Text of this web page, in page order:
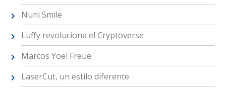
Nuni Smile
Luffy revoluciona el Cryptoverse
Marcos Yoel Freue
LaserCut, un estilo diferente